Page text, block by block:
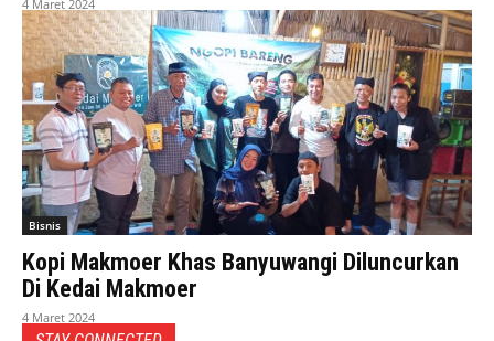
4 Maret 2024
Bisnis
Kopi Makmoer Khas Banyuwangi Diluncurkan
Di Kedai Makmoer
4 Maret 2024